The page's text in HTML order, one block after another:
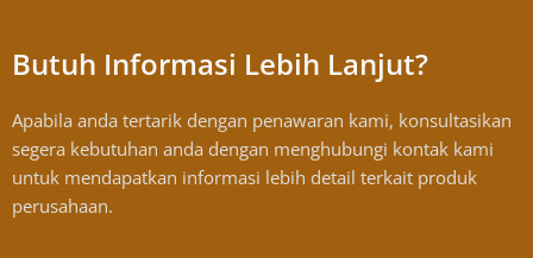
Butuh Informasi Lebih Lanjut?
Apabila anda tertarik dengan penawaran kami, konsultasikan
segera kebutuhan anda dengan menghubungi kontak kami
untuk mendapatkan informasi lebih detail terkait produk
perusahaan.